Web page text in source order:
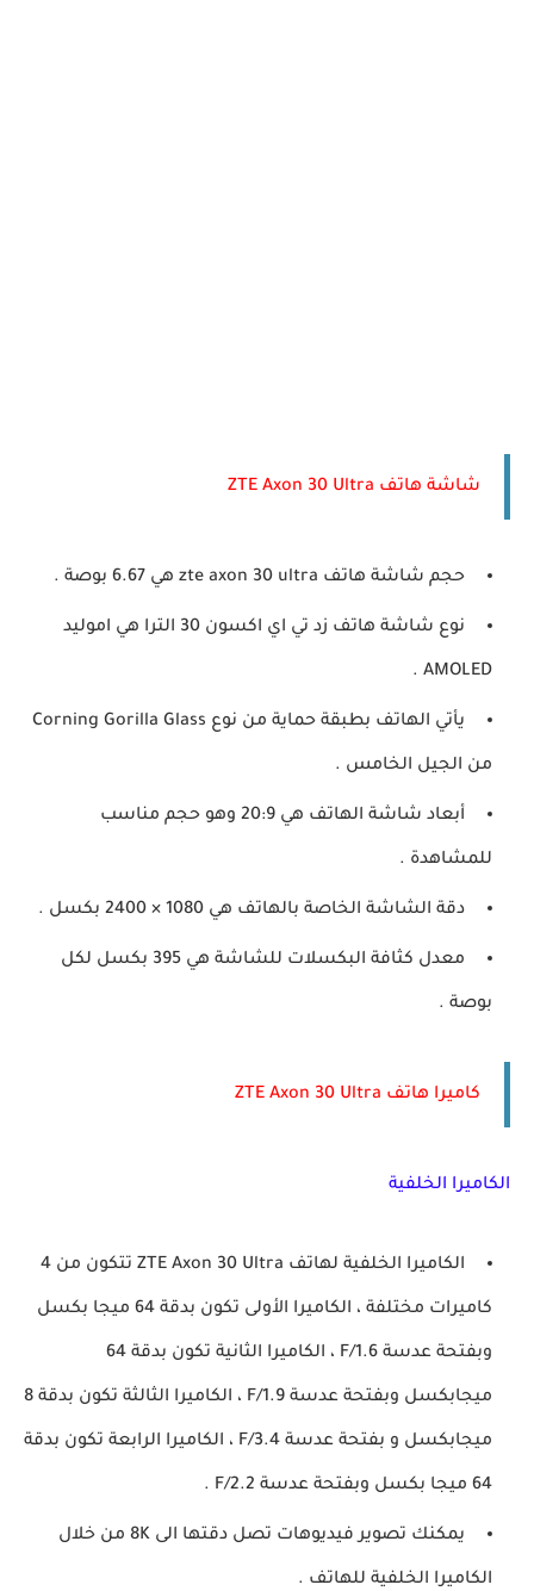
شاشة هاتف ZTE Axon 30 Ultra
حجم شاشة هاتف zte axon 30 ultra هي 6.67 بوصة .
نوع شاشة هاتف زد تي اي اكسون 30 الترا هي اموليد
AMOLED .
يأتي الهاتف بطبقة حماية من نوع Corning Gorilla Glass
من الجيل الخامس .
أبعاد شاشة الهاتف هي 20:9 وهو حجم مناسب
للمشاهدة .
دقة الشاشة الخاصة بالهاتف هي 1080 × 2400 بكسل .
معدل كثافة البكسلات للشاشة هي 395 بكسل لكل
بوصة .
كاميرا هاتف ZTE Axon 30 Ultra
الكاميرا الخلفية
الكاميرا الخلفية لهاتف ZTE Axon 30 Ultra تتكون من 4
كاميرات مختلفة ، الكاميرا الأولى تكون بدقة 64 ميجا بكسل
وبفتحة عدسة F/1.6 ، الكاميرا الثانية تكون بدقة 64
ميجابكسل وبفتحة عدسة F/1.9 ، الكاميرا الثالثة تكون بدقة 8
ميجابكسل و بفتحة عدسة F/3.4 ، الكاميرا الرابعة تكون بدقة
64 ميجا بكسل وبفتحة عدسة F/2.2 .
يمكنك تصوير فيديوهات تصل دقتها الى 8K من خلال
الكاميرا الخلفية للهاتف .